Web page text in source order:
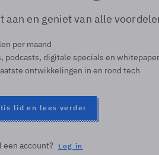
aan en geniet van alle
per maand
podcasts, digitale specials en
ontwikkelingen in en rond tech
lid en lees verder
een account? Log in